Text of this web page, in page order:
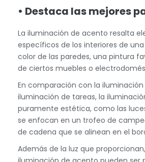
• Destaca las mejores
La iluminación de acento resalta
específicos de los interiores de
color de las paredes, una pintura
de ciertos muebles o
En comparación con la iluminación
iluminación de tareas, la
puramente estética, como las
se enfocan en un trofeo de
de cadena que se alinean en el
Además de la luz que